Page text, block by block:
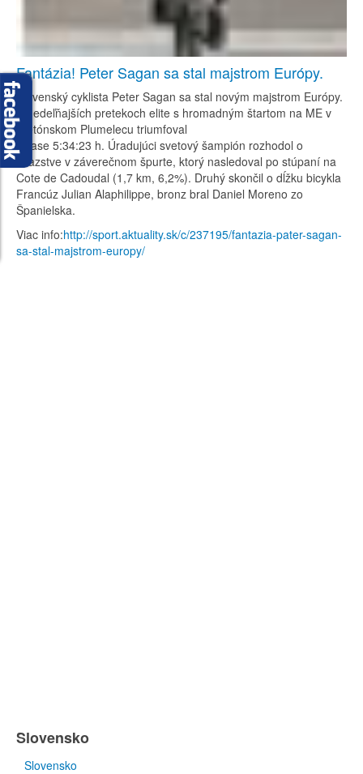
Fantázia! Peter Sagan sa stal majstrom Európy.
Slovenský cyklista Peter Sagan sa stal novým majstrom Európy.
V nedeľňajších pretekoch elite s hromadným štartom na ME v
bretónskom Plumelecu triumfoval
v čase 5:34:23 h. Úradujúci svetový šampión rozhodol o
víťazstve v záverečnom špurte, ktorý nasledoval po stúpaní na
Cote de Cadoudal (1,7 km, 6,2%). Druhý skončil o dĺžku bicykla
Francúz Julian Alaphilippe, bronz bral Daniel Moreno zo
Španielska.
Viac info:http://sport.aktuality.sk/c/237195/fantazia-pater-sagan-
sa-stal-majstrom-europy/
Slovensko
Slovensko